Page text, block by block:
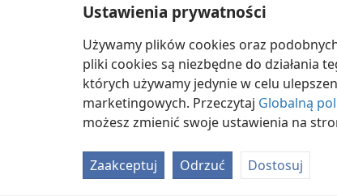
Ustawienia prywatności
Używamy plików cookies oraz
pliki cookies są niezbędne do działania
których używamy jedynie w celu
marketingowych. Przeczytaj Globalną
możesz zmienić swoje ustawienia na
Zaakceptuj Odrzuć Dostosuj
Copyright © 2026 Watch Tower Bible